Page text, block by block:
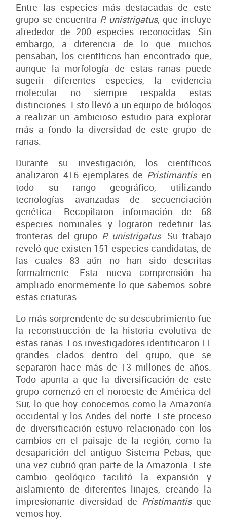
Entre las especies más destacadas de este
grupo se encuentra P. unistrigatus, que incluye
alrededor de 200 especies reconocidas. Sin
embargo, a diferencia de lo que muchos
pensaban, los científicos han encontrado que,
aunque la morfología de estas ranas puede
sugerir diferentes especies, la evidencia
molecular no siempre respalda estas
distinciones. Esto llevó a un equipo de biólogos
a realizar un ambicioso estudio para explorar
más a fondo la diversidad de este grupo de
ranas.
Durante su investigación, los científicos
analizaron 416 ejemplares de Pristimantisen
todo su rango geográfico, utilizando
tecnologías avanzadas de secuenciación
genética. Recopilaron información de 68
especies nominales y lograron redefinir las
fronteras del grupo P. unistrigatus. Su trabajo
reveló que existen 151 especies candidatas, de
las cuales 83 aún no han sido descritas
formalmente. Esta nueva comprensión ha
ampliado enormemente lo que sabemos sobre
estas criaturas.
Lo más sorprendente de su descubrimiento fue
la reconstrucción de la historia evolutiva de
estas ranas. Los investigadores identificaron 11
grandes clados dentro del grupo, que se
separaron hace más de 13 millones de años.
Todo apunta a que la diversificación de este
grupo comenzó en el noroeste de América del
Sur, lo que hoy conocemos como la Amazonía
occidental y los Andes del norte. Este proceso
de diversificación estuvo relacionado con los
cambios en el paisaje de la región, como la
desaparición del antiguo Sistema Pebas, que
una vez cubrió gran parte de la Amazonía. Este
cambio geológico facilitó la expansión y
aislamiento de diferentes linajes, creando la
impresionante diversidad de Pristimantisque
vemos hoy.